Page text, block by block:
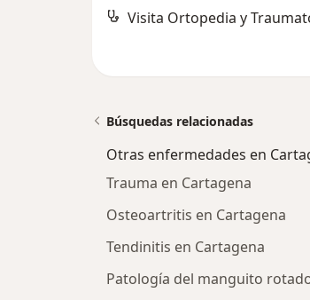
Visita Ortopedia y
Búsquedas relacionadas
Otras enfermedades en
Trauma en Cartagena
Osteoartritis en Cartagena
Tendinitis en Cartagena
Patología del manguito